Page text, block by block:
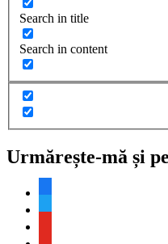
Search in title
Search in content
Urmărește-mă și